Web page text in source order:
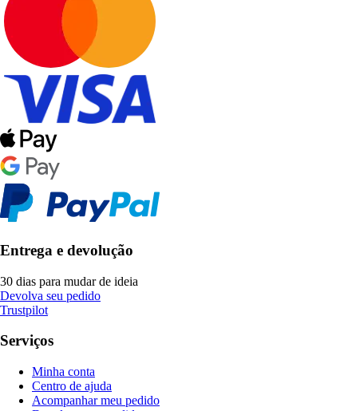
Entrega e devolução
30 dias para mudar de ideia
Devolva seu pedido
Trustpilot
Serviços
Minha conta
Centro de ajuda
Acompanhar meu pedido